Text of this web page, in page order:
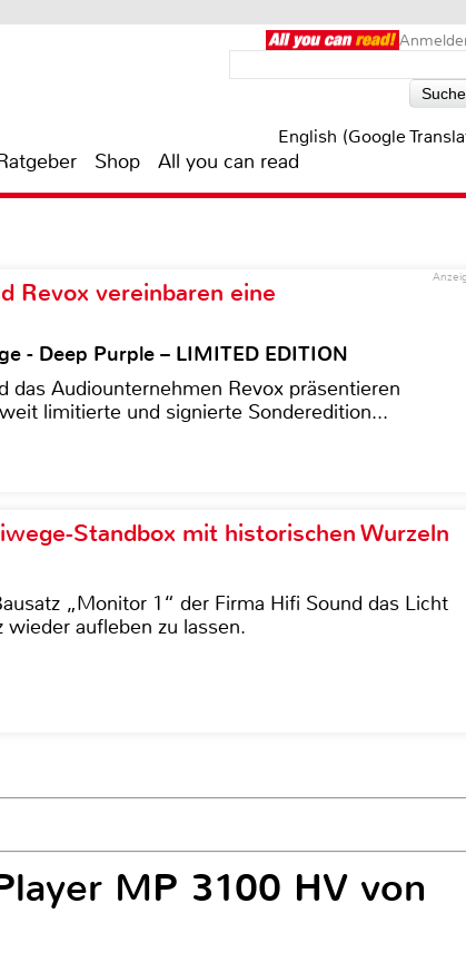
English (Google
Shop All you can read
Revox vereinbaren eine
- Deep Purple – LIMITED EDITION
das Audiounternehmen Revox präsentieren
limitierte und signierte Sonderedition...
Standbox mit historischen Wurzeln
„Monitor 1“ der Firma Hifi Sound das Licht
aufleben zu lassen.
MP 3100 HV von